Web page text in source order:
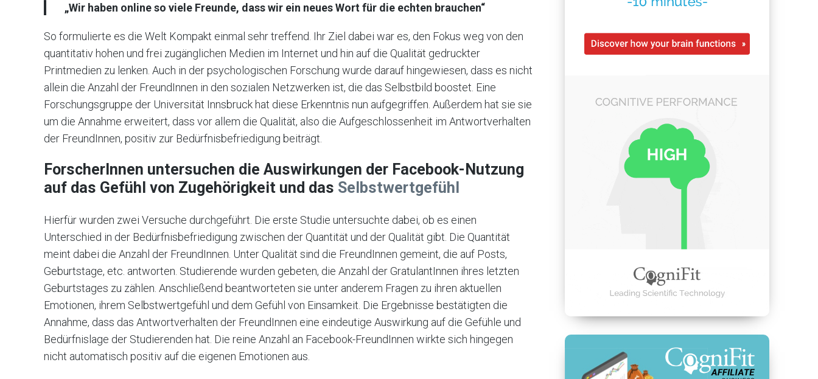
„Wir haben online so viele Freunde, dass wir ein neues Wort für die echten brauchen“
So formulierte es die Welt Kompakt einmal sehr treffend. Ihr Ziel dabei war es, den Fokus weg von den
quantitativ hohen und frei zugänglichen Medien im Internet und hin auf die Qualität gedruckter
Printmedien zu lenken. Auch in der psychologischen Forschung wurde darauf hingewiesen, dass es nicht
allein die Anzahl der FreundInnen in den sozialen Netzwerken ist, die das Selbstbild boostet. Eine
Forschungsgruppe der Universität Innsbruck hat diese Erkenntnis nun aufgegriffen. Außerdem hat sie sie
um die Annahme erweitert, dass vor allem die Qualität, also die Aufgeschlossenheit im Antwortverhalten
der FreundInnen, positiv zur Bedürfnisbefriedigung beiträgt.
ForscherInnen untersuchen die Auswirkungen der Facebook-Nutzung
auf das Gefühl von Zugehörigkeit und das Selbstwertgefühl
Hierfür wurden zwei Versuche durchgeführt. Die erste Studie untersuchte dabei, ob es einen
Unterschied in der Bedürfnisbefriedigung zwischen der Quantität und der Qualität gibt. Die Quantität
meint dabei die Anzahl der FreundInnen. Unter Qualität sind die FreundInnen gemeint, die auf Posts,
Geburtstage, etc. antworten. Studierende wurden gebeten, die Anzahl der GratulantInnen ihres letzten
Geburtstages zu zählen. Anschließend beantworteten sie unter anderem Fragen zu ihren aktuellen
Emotionen, ihrem Selbstwertgefühl und dem Gefühl von Einsamkeit. Die Ergebnisse bestätigten die
Annahme, dass das Antwortverhalten der FreundInnen eine eindeutige Auswirkung auf die Gefühle und
Bedürfnislage der Studierenden hat. Die reine Anzahl an Facebook-FreundInnen wirkte sich hingegen
nicht automatisch positiv auf die eigenen Emotionen aus.